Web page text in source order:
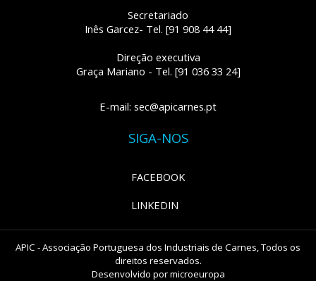
Secretariado
Inês Garcez- Tel. [91 908 44 44]
Direção executiva
Graça Mariano - Tel. [91 036 33 24]
E-mail: sec@apicarnes.pt
SIGA-NOS
FACEBOOK
LINKEDIN
APIC - Associação Portuguesa dos Industriais de Carnes, Todos os
direitos reservados.
Desenvolvido pormicroeuropa